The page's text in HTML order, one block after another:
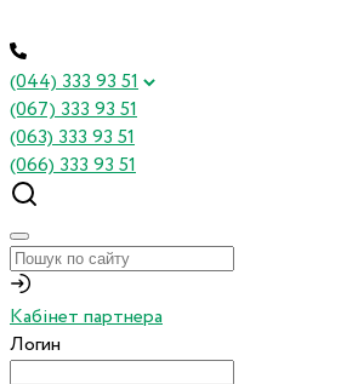
(044) 333 93 51
(067) 333 93 51
(063) 333 93 51
(066) 333 93 51
Кабінет партнера
Логин